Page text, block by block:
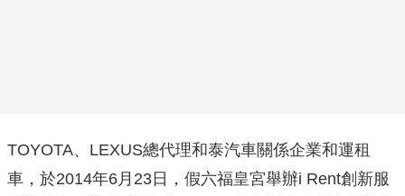
TOYOTA、LEXUS總代理和泰汽車關係企業和運租
車，於2014年6月23日，假六福皇宮舉辦i Rent創新服